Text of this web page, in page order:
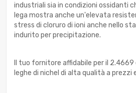
industriali sia in condizioni ossidanti
lega mostra anche un'elevata
stress di cloruro di ioni anche nello
indurito per precipitazione.
Il tuo fornitore affidabile per il 2.4669
leghe di nichel di alta qualità a prezzi